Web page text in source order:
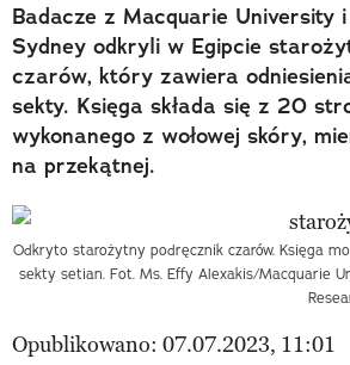
Badacze z Macquarie University
Sydney odkryli w Egipcie
czarów, który zawiera
sekty. Księga składa się z 20
wykonanego z wołowej skóry,
na przekątnej.
Odkryto starożytny podręcznik czarów. Księga
sekty setian. Fot. Ms. Effy Alexakis/Macquarie
Opublikowano: 07.07.2023, 11:01